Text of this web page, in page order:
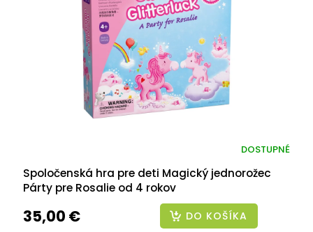
Spoločenská hra pre deti Magický jednorožec
Párty pre Rosalie od 4 rokov
DOSTUPNÉ
35,00 € DO KOŠÍKA